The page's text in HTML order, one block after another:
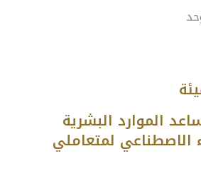
الموارد البشرية
الاصطناعي لمتعاملي